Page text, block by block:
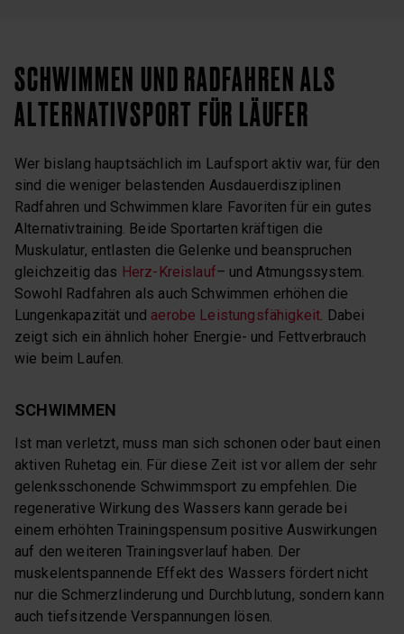
SCHWIMMEN UND RADFAHREN ALS
ALTERNATIVSPORT FÜR LÄUFER
Wer bislang hauptsächlich im Laufsport aktiv war, für den
sind die weniger belastenden Ausdauerdisziplinen
Radfahren und Schwimmen klare Favoriten für ein gutes
Alternativtraining. Beide Sportarten kräftigen die
Muskulatur, entlasten die Gelenke und beanspruchen
gleichzeitig das Herz-Kreislauf– und Atmungssystem.
Sowohl Radfahren als auch Schwimmen erhöhen die
Lungenkapazität und aerobe Leistungsfähigkeit. Dabei
zeigt sich ein ähnlich hoher Energie- und Fettverbrauch
wie beim Laufen.
SCHWIMMEN
Ist man verletzt, muss man sich schonen oder baut einen
aktiven Ruhetag ein. Für diese Zeit ist vor allem der sehr
gelenksschonende Schwimmsport zu empfehlen. Die
regenerative Wirkung des Wassers kann gerade bei
einem erhöhten Trainingspensum positive Auswirkungen
auf den weiteren Trainingsverlauf haben. Der
muskelentspannende Effekt des Wassers fördert nicht
nur die Schmerzlinderung und Durchblutung, sondern kann
auch tiefsitzende Verspannungen lösen.